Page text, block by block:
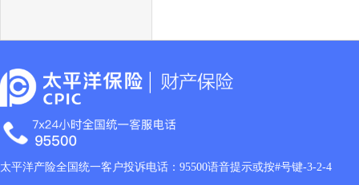
太平洋产险全国统一客户投诉电话：95500语音提示或按#号键-3-2-4